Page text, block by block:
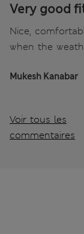
Very good
Nice,
when the
Mukesh Kanabar
Voir tous les
commentaires